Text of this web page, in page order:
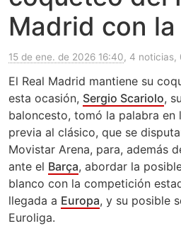
Madrid con la
15 de ene. de 2026 16:40, 4 noticias,
El Real Madrid mantiene su
esta ocasión, Sergio Scariolo,
baloncesto, tomó la palabra en
previa al clásico, que se
Movistar Arena, para, además
ante el Barça, abordar la
blanco con la competición
llegada a Europa, y su posible
Euroliga.